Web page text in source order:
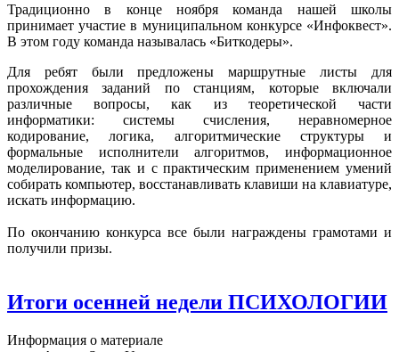
Традиционно в конце ноября команда нашей школы
принимает участие в муниципальном конкурсе «Инфоквест».
В этом году команда называлась «Биткодеры».
Для ребят были предложены маршрутные листы для
прохождения заданий по станциям, которые включали
различные вопросы, как из теоретической части
информатики: системы счисления, неравномерное
кодирование, логика, алгоритмические структуры и
формальные исполнители алгоритмов, информационное
моделирование, так и с практическим применением умений
собирать компьютер, восстанавливать клавиши на клавиатуре,
искать информацию.
По окончанию конкурса все были награждены грамотами и
получили призы.
Итоги осенней недели ПСИХОЛОГИИ
Информация о материале